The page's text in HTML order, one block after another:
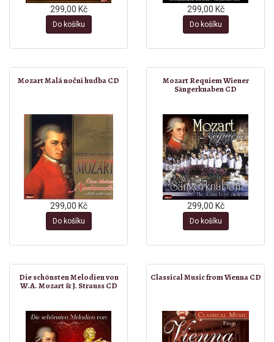
299,00 Kč
Do košíku
299,00 Kč
Do košíku
Mozart Malá noční hudba CD
299,00 Kč
Do košíku
Mozart Requiem Wiener
Sängerknaben CD
299,00 Kč
Do košíku
Die schönsten Melodien von
W.A. Mozart & J. Strauss CD
Classical Music from Vienna CD